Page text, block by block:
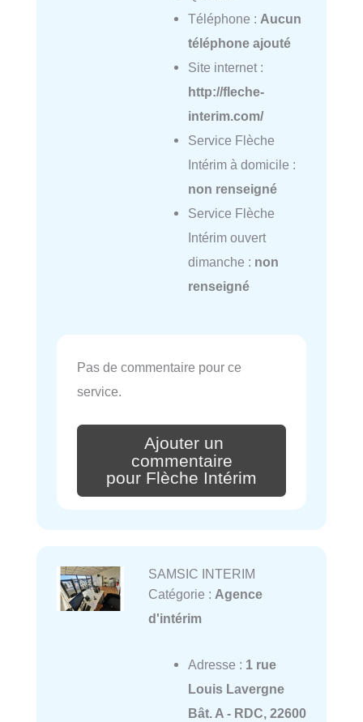
Téléphone : Aucun
téléphone ajouté
Site internet :
http://fleche-
interim.com/
Service Flèche
Intérim à domicile :
non renseigné
Service Flèche
Intérim ouvert
dimanche : non
renseigné
Pas de commentaire pour ce
service.
Ajouter un
commentaire
pour Flèche Intérim
SAMSIC INTERIM
Catégorie : Agence
d'intérim
Adresse : 1 rue
Louis Lavergne
Bât. A - RDC, 22600